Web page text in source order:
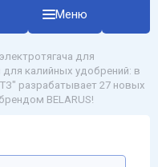
Меню
для
калийных удобрений: в
разрабатывает 27 новых
BELARUS!